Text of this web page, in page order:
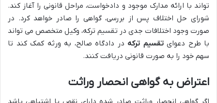
تواند با ارائه مدارک موجود و دادخواست، مراحل قانونی را آغاز کند.
شورای حل اختلاف پس از بررسی، گواهی را صادر خواهد کرد. در
صورت وجود اختلافات جدی در تقسیم ترکه، وکیل متخصص می تواند
با طرح دعوایتقسیم ترکه در دادگاه صالح، به ورثه کمک کند تا
سهم خود را به صورت قانونی دریافت کنند.
اعتراض به گواهی انحصار وراثت